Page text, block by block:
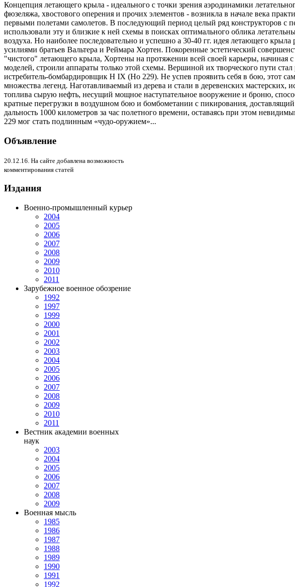
Концепция летающего крыла - идеального с точки зрения аэродинамики
фюзеляжа, хвостового оперения и прочих элементов - возникла в начале века
первыми полетами самолетов. В последующий период целый ряд конструкторов с
использовали эту и близкие к ней схемы в поисках оптимального облика
воздуха. Но наиболее последовательно и успешно а 30-40 гг. идея летающего крыла
усилиями братьев Вальтера и Реймара Хортен. Покоренные эстетический
"чистого" летающего крыла, Хортены на протяжении всей своей карьеры, начиная
моделей, строили аппараты только этой схемы. Вершиной их творческого пути
истребитель-бомбардировщик Н IX (Но 229). Не успев проявить себя в бою, этот
множества легенд. Наготавливаемый из дерева и стали в деревенских мастерских,
топлива сырую нефть, несущий мощное наступательное вооружение и броню,
кратные перегрузки в воздушном бою и бомбометании с пикирования,
дальность 1000 километров зa час полетного времени, оставаясь при этом
229 мог стать подлинным «чудо-оружием»...
Объявление
20.12.16. На сайте добавлена возможность
комментирования статей
Издания
Военно-промышленный курьер
2004
2005
2006
2007
2008
2009
2010
2011
Зарубежное военное обозрение
1992
1997
1999
2000
2001
2002
2003
2004
2005
2006
2007
2008
2009
2010
2011
Вестник академии военных
наук
2003
2004
2005
2006
2007
2008
2009
Военная мысль
1985
1986
1987
1988
1989
1990
1991
1992